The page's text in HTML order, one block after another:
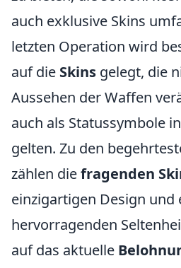
auch exklusive Skins
letzten Operation wird
auf die Skins gelegt, die
Aussehen der Waffen
auch als Statussymbole
gelten. Zu den
zählen diefragenden
einzigartigen Design und
hervorragenden
auf das aktuelle